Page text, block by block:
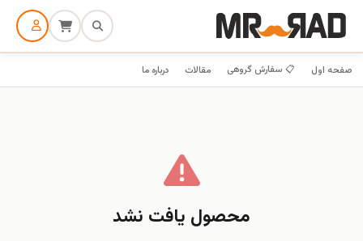
صفحه اول 📋 سفارش گروهی مقالات درباره ما
محصول یافت نشد